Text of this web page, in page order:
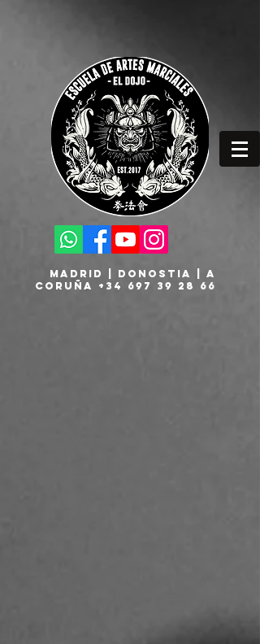
MADRID | DONOSTIA | A
CORUÑA +34 697 39 28 66